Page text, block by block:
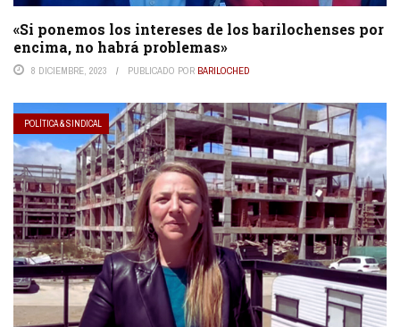
«Si ponemos los intereses de los barilochenses por
encima, no habrá problemas»
8 DICIEMBRE, 2023 PUBLICADO POR BARILOCHED
POLÍTICA & SINDICAL